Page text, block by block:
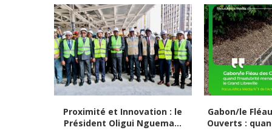
Proximité et Innovation : le
Président Oligui Nguema...
Gabon/le
Ouverts :